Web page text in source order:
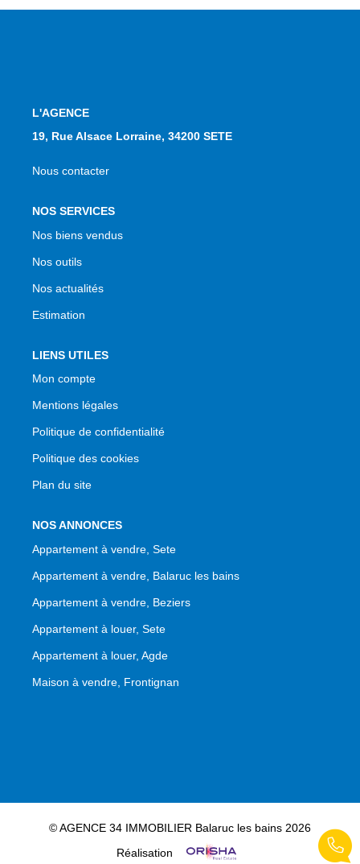
L'AGENCE
19, Rue Alsace Lorraine, 34200 SETE
Nous contacter
NOS SERVICES
Nos biens vendus
Nos outils
Nos actualités
Estimation
LIENS UTILES
Mon compte
Mentions légales
Politique de confidentialité
Politique des cookies
Plan du site
NOS ANNONCES
Appartement à vendre, Sete
Appartement à vendre, Balaruc les bains
Appartement à vendre, Beziers
Appartement à louer, Sete
Appartement à louer, Agde
Maison à vendre, Frontignan
© AGENCE 34 IMMOBILIER Balaruc les bains 2026
Réalisation